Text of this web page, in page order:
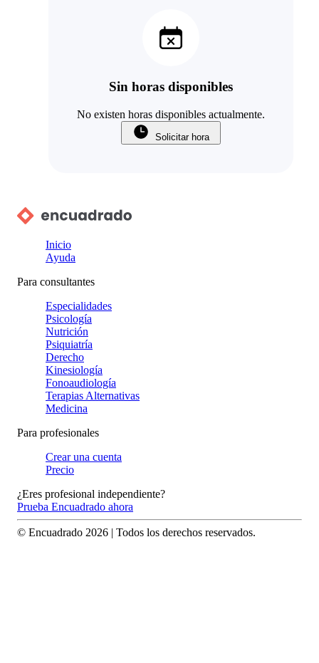
Sin horas disponibles
No existen horas disponibles actualmente.
Solicitar hora
Inicio
Ayuda
Para consultantes
Especialidades
Psicología
Nutrición
Psiquiatría
Derecho
Kinesiología
Fonoaudiología
Terapias Alternativas
Medicina
Para profesionales
Crear una cuenta
Precio
¿Eres profesional independiente?
Prueba Encuadrado ahora
© Encuadrado 2026 | Todos los derechos reservados.